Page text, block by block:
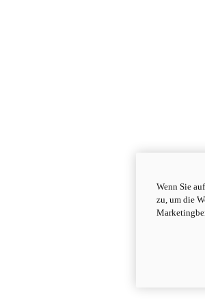
Wenn Sie
zu, um die